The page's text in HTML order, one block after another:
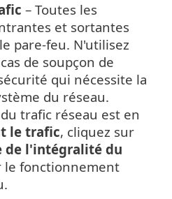
– Toutes les
et sortantes
pare-feu. N'utilisez
de soupçon de
qui nécessite la
du réseau.
trafic réseau est en
le trafic, cliquez sur
de l'intégralité du
le fonctionnement